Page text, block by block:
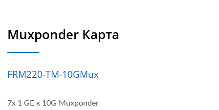
Muxponder Карта
FRM220-TM-10GMux
7x 1 GE к 10G Muxponder